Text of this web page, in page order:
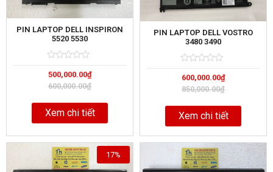
PIN LAPTOP DELL INSPIRON
5520 5530
0
out
of
600,000.00₫
500,000.00₫
Xem chi tiết
PIN LAPTOP DELL VOSTRO
3480 3490
0
out
of
850,000.00₫
600,000.00₫
Xem chi tiết
17%